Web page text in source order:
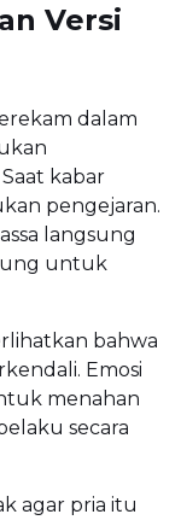
Versi
dalam
kabar
pengejaran.
langsung
untuk
bahwa
Emosi
menahan
secara
agar pria itu